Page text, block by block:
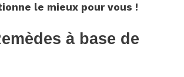
le mieux pour vous !
à base de